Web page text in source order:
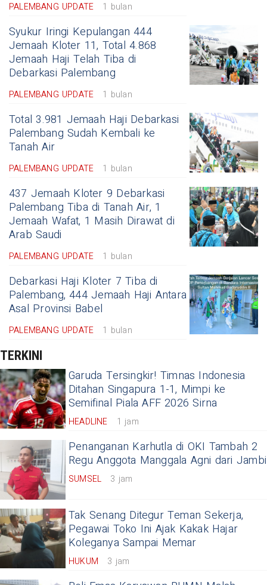
PALEMBANG UPDATE 1 bulan
Syukur Iringi Kepulangan 444
Jemaah Kloter 11, Total 4.868
Jemaah Haji Telah Tiba di
Debarkasi Palembang
PALEMBANG UPDATE 1 bulan
Total 3.981 Jemaah Haji Debarkasi
Palembang Sudah Kembali ke
Tanah Air
PALEMBANG UPDATE 1 bulan
437 Jemaah Kloter 9 Debarkasi
Palembang Tiba di Tanah Air, 1
Jemaah Wafat, 1 Masih Dirawat di
Arab Saudi
PALEMBANG UPDATE 1 bulan
Debarkasi Haji Kloter 7 Tiba di
Palembang, 444 Jemaah Haji Antara
Asal Provinsi Babel
PALEMBANG UPDATE 1 bulan
TERKINI
Garuda Tersingkir! Timnas Indonesia
Ditahan Singapura 1-1, Mimpi ke
Semifinal Piala AFF 2026 Sirna
HEADLINE 1 jam
Penanganan Karhutla di OKI Tambah 2
Regu Anggota Manggala Agni dari Jambi
SUMSEL 3 jam
Tak Senang Ditegur Teman Sekerja,
Pegawai Toko Ini Ajak Kakak Hajar
Koleganya Sampai Memar
HUKUM 3 jam